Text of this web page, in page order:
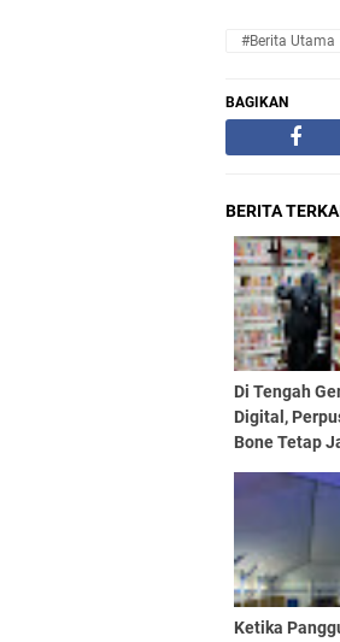
#Berita Utama
BAGIKAN
BERITA
Di Tengah
Digital,
Bone Tetap
Ketika